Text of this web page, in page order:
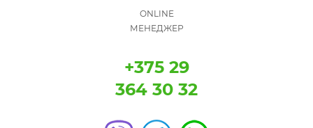
ONLINE
МЕНЕДЖЕР
+375 29
364 30 32